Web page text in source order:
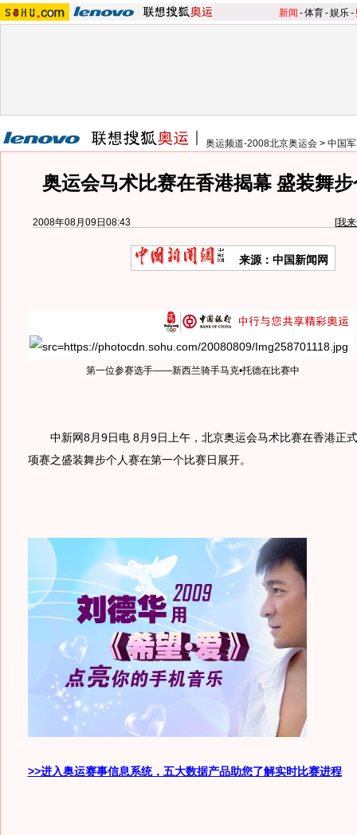
新闻 -体育-娱乐-
奥运频道-2008北京奥运会 > 中国
奥运会马术比赛在香港揭幕 盛装舞
2008年08月09日08:43 [我
来源：中国新闻网
第一位参赛选手——新西兰骑手马克•托德在比赛中
中新网8月9日电 8月9日上午，北京奥运会马术比赛在香港正
项赛之盛装舞步个人赛在第一个比赛日展开。
>>进入奥运赛事信息系统，五大数据产品助您了解实时比赛进程